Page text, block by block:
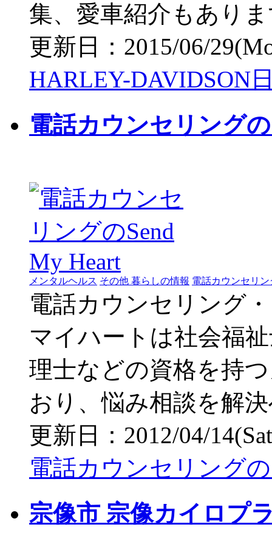
集、愛車紹介もあり
更新日：2015/06/
HARLEY-DAVIDSON
電話カウンセリング
メンタルヘルス その他 暮らしの情報 電話カウンセリン
電話カウンセリング
マイハートは社会福
理士などの資格を持
おり、悩み相談を解
更新日：2012/04/
電話カウンセリング
宗像市 宗像カイロプ